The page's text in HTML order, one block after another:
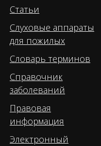
Статьи
Слуховые аппараты
для пожилых
Словарь терминов
Справочник
заболеваний
Правовая
информация
Электронный